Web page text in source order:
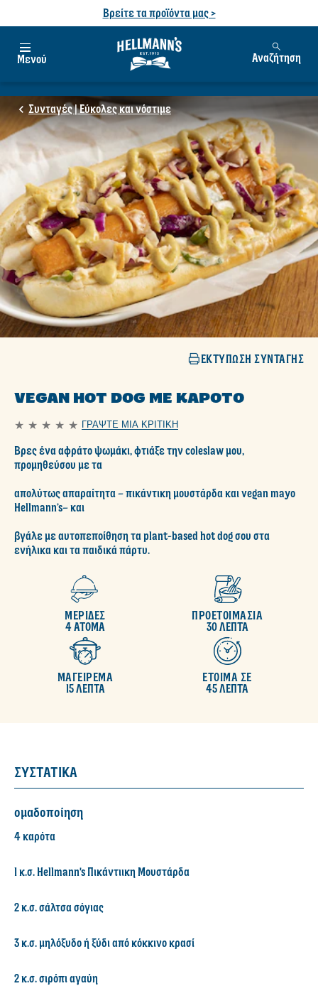
Βρείτε τα προϊόντα μας >
Μενού Αναζήτηση
Συνταγές | Εύκολες και νόστιμε
ΕΚΤΎΠΩΣΗ ΣΥΝΤΑΓΉΣ
VEGAN HOT DOG ΜΕ ΚΑΡΌΤΟ
Δεν
αξιολογήσεις
για
αυτό
recipe
ΓΡΆΨΤΕ ΜΙΑ ΚΡΙΤΙΚΉ
Βρες ένα αφράτο ψωμάκι, φτιάξε την coleslaw μου,
προμηθεύσου με τα
απολύτως απαραίτητα – πικάντικη μουστάρδα και vegan mayo
Hellmann’s– και
βγάλε με αυτοπεποίθηση τα plant-based hot dog σου στα
ενήλικα και τα παιδικά πάρτυ.
4 ΑΤΟΜΑ
ΜΕΡΙΔΕΣ
30 ΛΕΠΤΑ
ΠΡΟΕΤΟΙΜΑΣΙΑ
15 ΛΕΠΤΑ
ΜΑΓΕΙΡΕΜΑ
45 ΛΕΠΤΑ
ΕΤΟΙΜΑ ΣΕ
ΣΥΣΤΑΤΙΚΑ
ομαδοποίηση
4 καρότα
1 κ.σ. Hellmann's Πικάντιικη Μουστάρδα
2 κ.σ. σάλτσα σόγιας
3 κ.σ. μηλόξυδο ή ξύδι από κόκκινο κρασί
2 κ.σ. σιρόπι αγαύη